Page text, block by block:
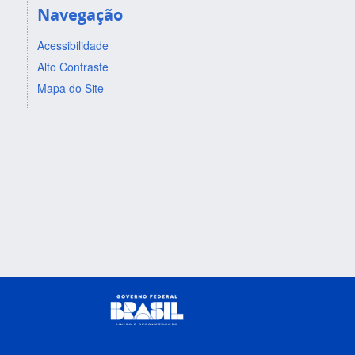
Navegação
Acessibilidade
Alto Contraste
Mapa do Site